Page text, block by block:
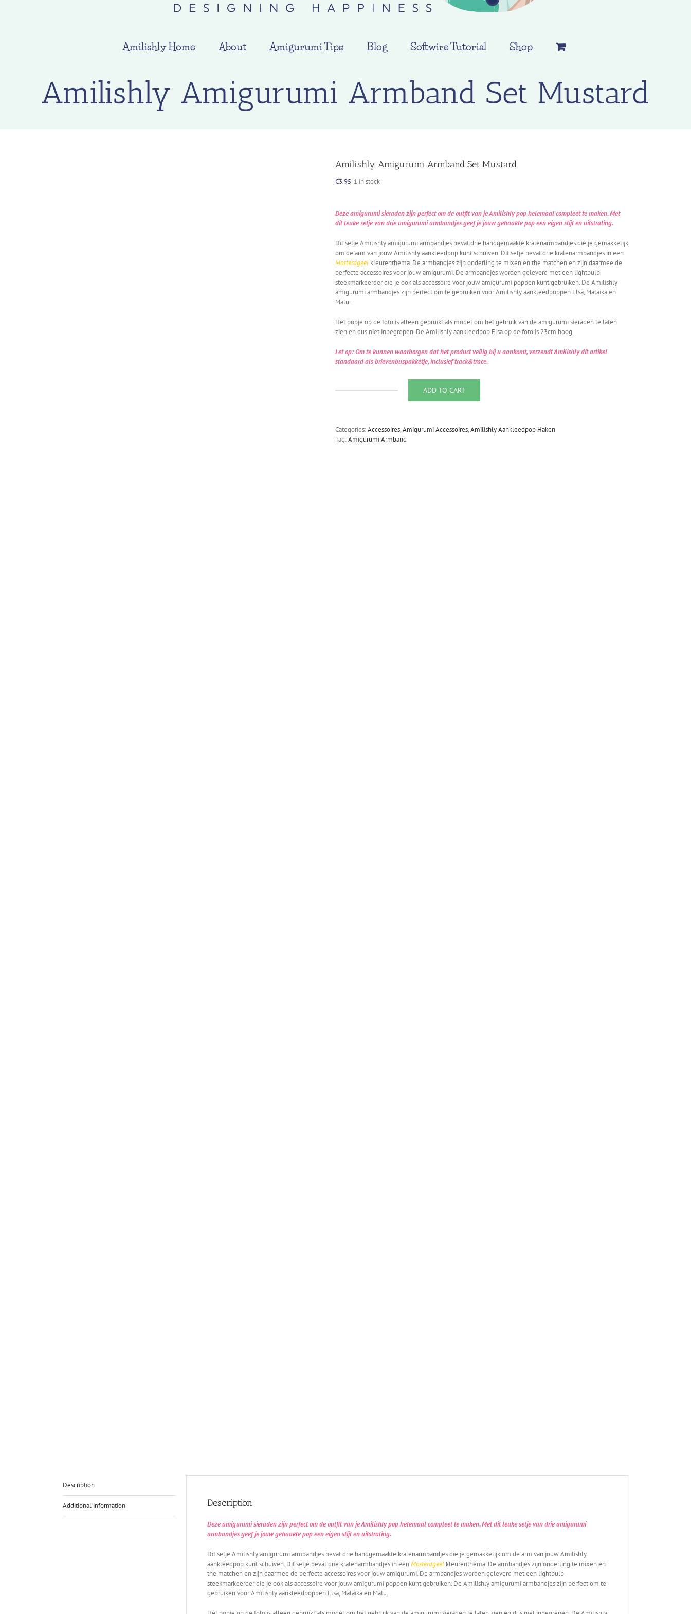
Amilishly Home About Amigurumi Tips Blog Softwire Tutorial Shop
Amilishly Amigurumi Armband Set Mustard
Amilishly Amigurumi Armband Set Mustard
€3.95 1 in stock
Deze amigurumi sieraden zijn perfect om de outfit van je Amilishly pop helemaal compleet te maken. Met
dit leuke setje van drie amigurumi armbandjes geef je jouw gehaakte pop een eigen stijl en uitstraling.
Dit setje Amilishly amigurumi armbandjes bevat drie handgemaakte kralenarmbandjes die je gemakkelijk
om de arm van jouw Amilishly aankleedpop kunt schuiven. Dit setje bevat drie kralenarmbandjes in een
Mosterdgeel kleurenthema. De armbandjes zijn onderling te mixen en the matchen en zijn daarmee de
perfecte accessoires voor jouw amigurumi. De armbandjes worden geleverd met een lightbulb
steekmarkeerder die je ook als accessoire voor jouw amigurumi poppen kunt gebruiken. De Amilishly
amigurumi armbandjes zijn perfect om te gebruiken voor Amilishly aankleedpoppen Elsa, Malaika en
Malu.
Het popje op de foto is alleen gebruikt als model om het gebruik van de amigurumi sieraden te laten
zien en dus niet inbegrepen. De Amilishly aankleedpop Elsa op de foto is 23cm hoog.
Let op: Om te kunnen waarborgen dat het product veilig bij u aankomt, verzendt Amilishly dit artikel
standaard als brievenbuspakketje, inclusief track&trace.
Mustard
quantity
ADD TO CART
Categories:Accessoires,Amigurumi Accessoires,Amilishly Aankleedpop Haken
Tag:Amigurumi Armband
Description
Additional information Description
Deze amigurumi sieraden zijn perfect om de outfit van je Amilishly pop helemaal compleet te maken. Met dit leuke setje van drie amigurumi
armbandjes geef je jouw gehaakte pop een eigen stijl en uitstraling.
Dit setje Amilishly amigurumi armbandjes bevat drie handgemaakte kralenarmbandjes die je gemakkelijk om de arm van jouw Amilishly
aankleedpop kunt schuiven. Dit setje bevat drie kralenarmbandjes in eenMosterdgeel kleurenthema. De armbandjes zijn onderling te mixen en
the matchen en zijn daarmee de perfecte accessoires voor jouw amigurumi. De armbandjes worden geleverd met een lightbulb
steekmarkeerder die je ook als accessoire voor jouw amigurumi poppen kunt gebruiken. De Amilishly amigurumi armbandjes zijn perfect om te
gebruiken voor Amilishly aankleedpoppen Elsa, Malaika en Malu.